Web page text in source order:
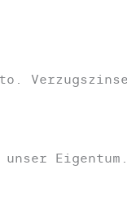
Eigentum.